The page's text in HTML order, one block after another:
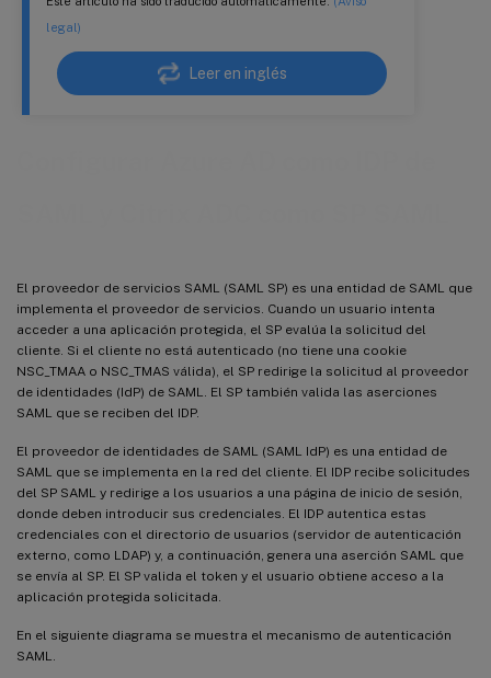
legal)
Leer en inglés
El proveedor de servicios SAML (SAML SP) es una entidad de SAML que
implementa el proveedor de servicios. Cuando un usuario intenta
acceder a una aplicación protegida, el SP evalúa la solicitud del
cliente. Si el cliente no está autenticado (no tiene una cookie
NSC_TMAA o NSC_TMAS válida), el SP redirige la solicitud al proveedor
de identidades (IdP) de SAML. El SP también valida las aserciones
SAML que se reciben del IDP.
El proveedor de identidades de SAML (SAML IdP) es una entidad de
SAML que se implementa en la red del cliente. El IDP recibe solicitudes
del SP SAML y redirige a los usuarios a una página de inicio de sesión,
donde deben introducir sus credenciales. El IDP autentica estas
credenciales con el directorio de usuarios (servidor de autenticación
externo, como LDAP) y, a continuación, genera una aserción SAML que
se envía al SP. El SP valida el token y el usuario obtiene acceso a la
aplicación protegida solicitada.
En el siguiente diagrama se muestra el mecanismo de autenticación
SAML.